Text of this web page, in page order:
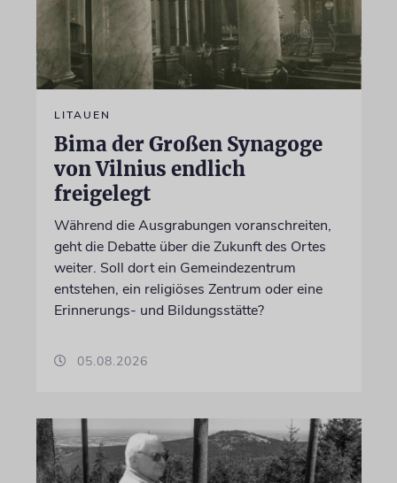
LITAUEN
Bima der Großen Synagoge
von Vilnius endlich
freigelegt
Während die Ausgrabungen voranschreiten,
geht die Debatte über die Zukunft des Ortes
weiter. Soll dort ein Gemeindezentrum
entstehen, ein religiöses Zentrum oder eine
Erinnerungs- und Bildungsstätte?
05.08.2026